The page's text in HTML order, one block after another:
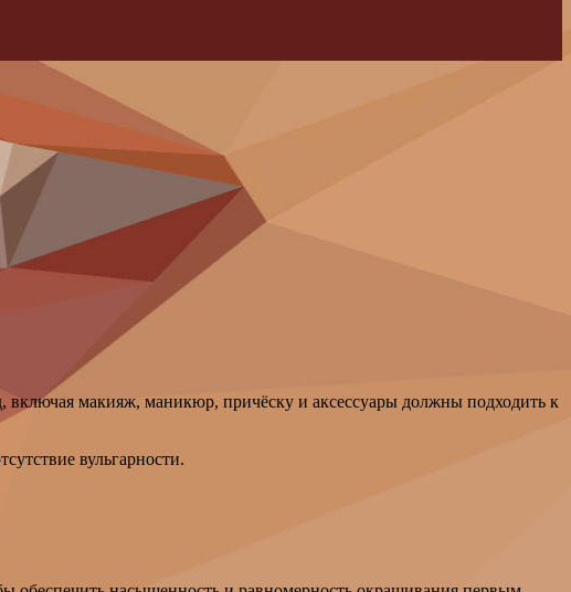
включая макияж, маникюр, причёску и аксессуары должны подходить к
вульгарности.